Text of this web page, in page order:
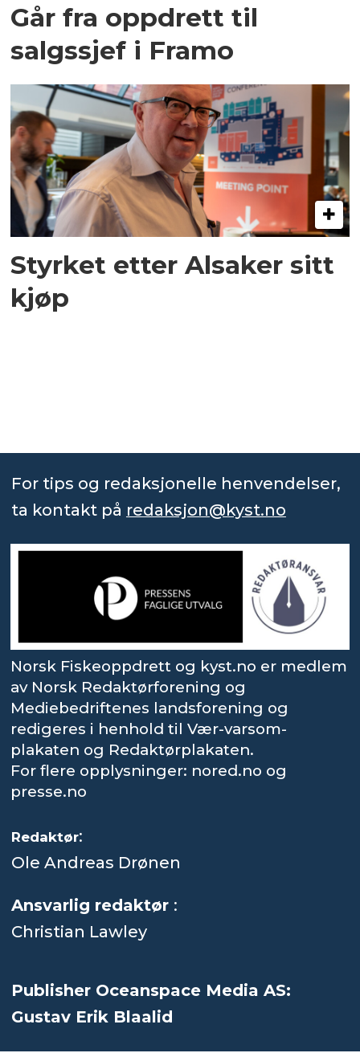
Går fra oppdrett til
salgssjef i Framo
Styrket etter Alsaker sitt
kjøp
For tips og redaksjonelle henvendelser,
ta kontakt på redaksjon@kyst.no
Norsk Fiskeoppdrett og kyst.no er medlem
av Norsk Redaktørforening og
Mediebedriftenes landsforening og
redigeres i henhold til Vær-varsom-
plakaten og Redaktørplakaten.
For flere opplysninger: nored.no og
presse.no
Redaktør:
Ole Andreas Drønen
Ansvarlig redaktør :
Christian Lawley
Publisher Oceanspace Media AS:
Gustav Erik Blaalid